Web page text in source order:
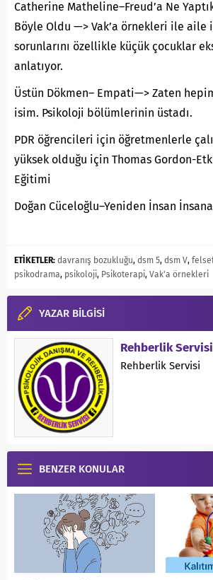
Catherine Matheline–Freud’a Ne
Böyle Oldu —> Vak’a örnekleri ile
sorunlarını özellikle küçük çocuklar
anlatıyor.
Üstün Dökmen– Empati—> Zaten
isim. Psikoloji bölümlerinin üstadı.
PDR öğrencileri için öğretmenlerle
yüksek olduğu için Thomas Gordon-
Eğitimi
Doğan Cüceloğlu–Yeniden İnsan İnsana
ETİKETLER: davranış bozukluğu, dsm 5, dsm V,
psikodrama, psikoloji, Psikoterapi, Vak'a örnekleri
YAZAR BİLGİSİ
Rehberlik Servisi
Rehberlik Servisi
BENZER KONULAR